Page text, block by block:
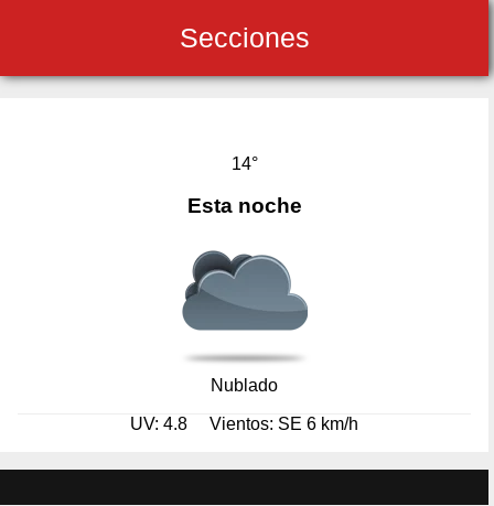
Secciones
14°
Esta noche
Nublado
UV: 4.8 Vientos: SE 6 km/h